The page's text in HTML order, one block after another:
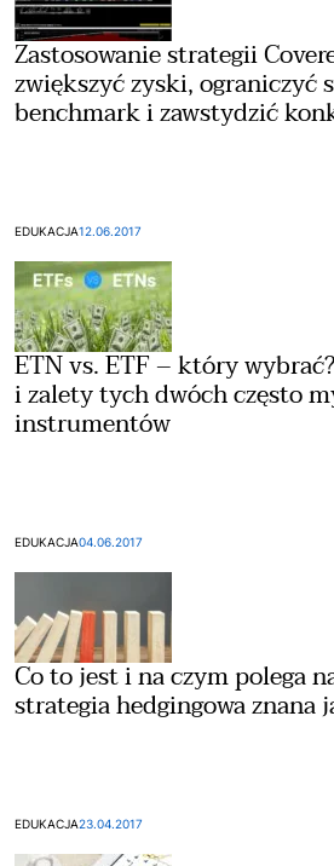
Zastosowanie strategii
zwiększyć zyski, ograniczyć
benchmark i zawstydzić
EDUKACJA12.06.2017
ETN vs. ETF – który
i zalety tych dwóch często
instrumentów
EDUKACJA04.06.2017
Co to jest i na czym polega
strategia hedgingowa znana
EDUKACJA23.04.2017